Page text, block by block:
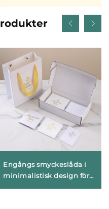
Engångs smyckeslåda i
minimalistisk design för